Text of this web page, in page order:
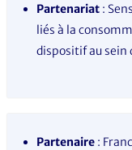
Partenariat :
liés à la
dispositif au sein
Partenaire: